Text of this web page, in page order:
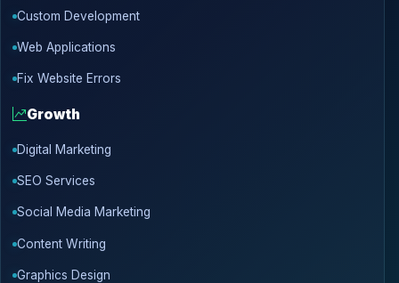
Custom Development
Web Applications
Fix Website Errors
Growth
Digital Marketing
SEO Services
Social Media Marketing
Content Writing
Graphics Design